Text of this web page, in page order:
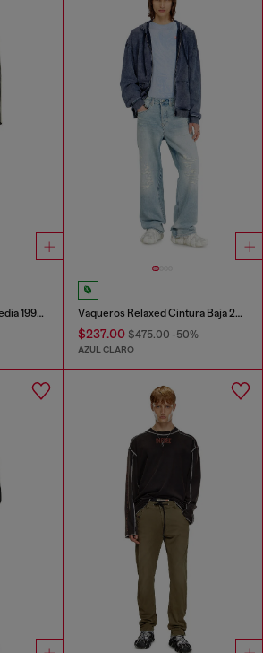
Vaqueros Slim Cintura Media 1993 D-Vyl Vaqueros Relaxed Cintura Baja 2001 D-Macro
$237.00$475.00-50%
AZUL CLARO